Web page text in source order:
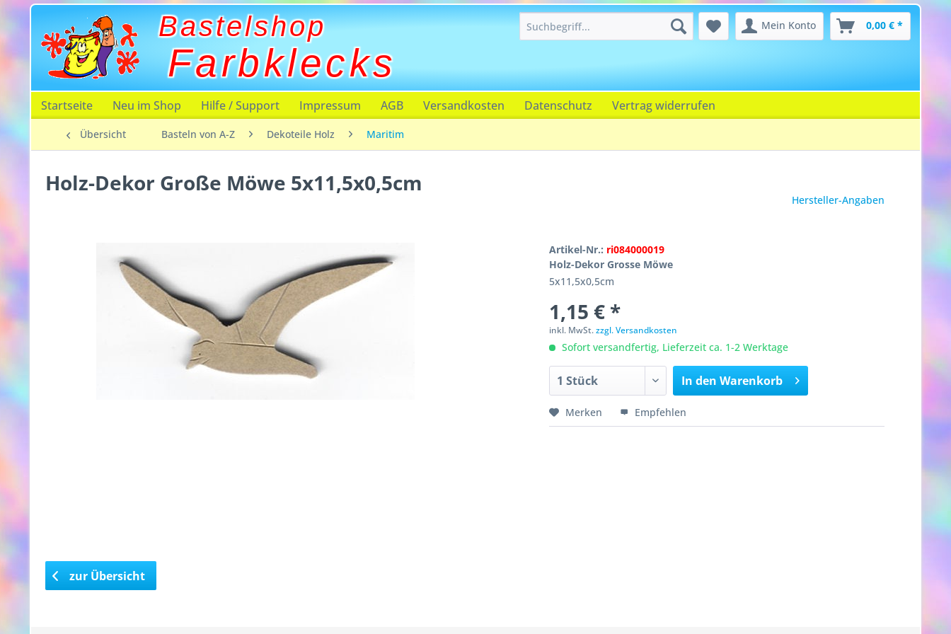
Bastelshop
Farbklecks
Mein Konto 0,00 € *
Startseite Neu im Shop Hilfe / Support Impressum AGB Versandkosten Datenschutz Vertrag widerrufen
Übersicht Basteln von A-Z Dekoteile Holz Maritim
Holz-Dekor Große Möwe 5x11,5x0,5cm
Hersteller-Angaben
Artikel-Nr.: ri084000019
Holz-Dekor Grosse Möwe
5x11,5x0,5cm
1,15 € *
inkl. MwSt.zzgl. Versandkosten
Sofort versandfertig, Lieferzeit ca. 1-2 Werktage
In den Warenkorb
Merken Empfehlen
zur Übersicht